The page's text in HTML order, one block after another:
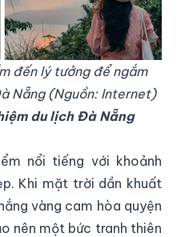
đến lý tưởng để ngắm
Nẵng (Nguồn: Internet)
du lịch Đà Nẵng
nổi tiếng với khoảnh
Khi mặt trời dần khuất
vàng cam hòa quyện
nên một bức tranh thiên